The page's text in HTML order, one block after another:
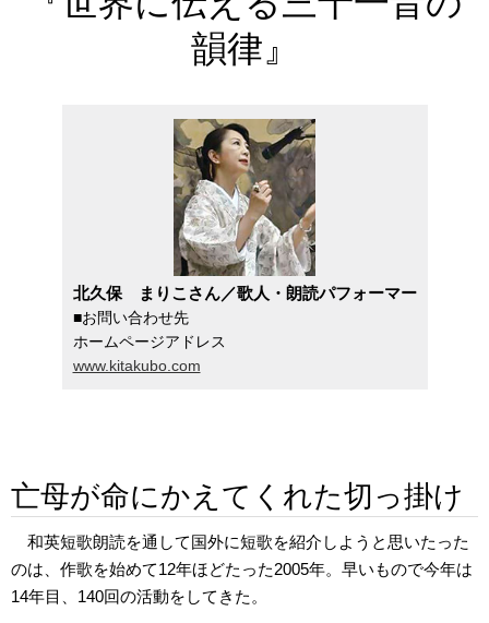
韻律』
北久保 まりこさん／歌人・朗読パフォーマー
■お問い合わせ先
ホームページアドレス
www.kitakubo.com
亡母が命にかえてくれた切っ掛け
和英短歌朗読を通して国外に短歌を紹介しようと思いたった
のは、作歌を始めて12年ほどたった2005年。早いもので今年は
14年目、140回の活動をしてきた。